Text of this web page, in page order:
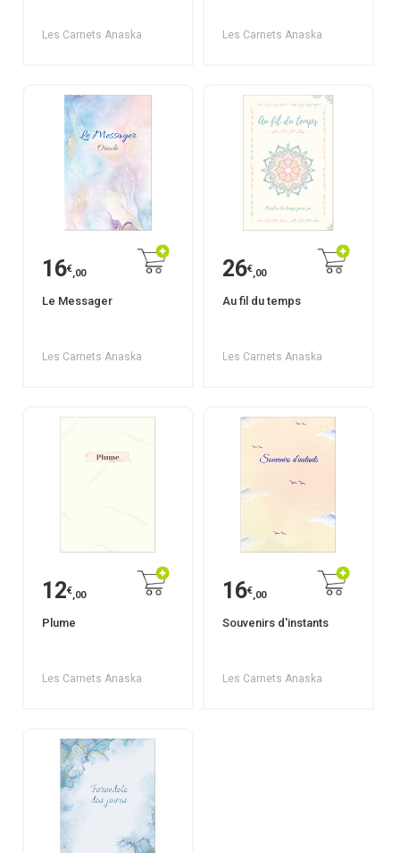
Les Carnets Anaska Les Carnets Anaska
16€,00
Le Messager
Les Carnets Anaska
26€,00
Au fil du temps
Les Carnets Anaska
12€,00
Plume
Les Carnets Anaska
16€,00
Souvenirs d'instants
Les Carnets Anaska